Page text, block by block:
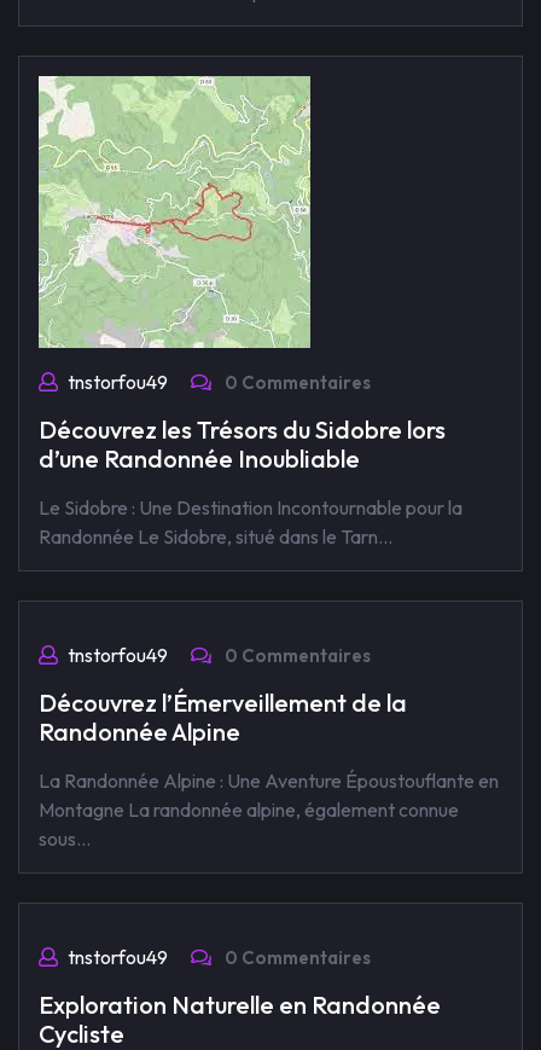
tnstorfou49 0 Commentaires
Découvrez les Trésors du Sidobre lors
d’une Randonnée Inoubliable
Le Sidobre : Une Destination Incontournable pour la
Randonnée Le Sidobre, situé dans le Tarn…
tnstorfou49 0 Commentaires
Découvrez l’Émerveillement de la
Randonnée Alpine
La Randonnée Alpine : Une Aventure Époustouflante en
Montagne La randonnée alpine, également connue
sous…
tnstorfou49 0 Commentaires
Exploration Naturelle en Randonnée
Cycliste